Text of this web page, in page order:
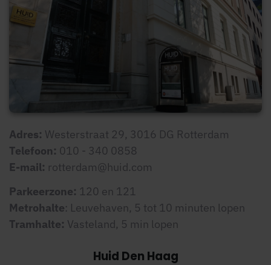
Adres: Westerstraat 29, 3016 DG Rotterdam
Telefoon: 010 - 340 0858
E-mail: rotterdam@huid.com
Parkeerzone: 120 en 121
Metrohalte: Leuvehaven, 5 tot 10 minuten lopen
Tramhalte: Vasteland, 5 min lopen
Huid Den Haag